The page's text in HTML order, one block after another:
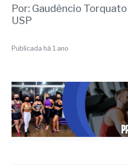
Por: Gaudêncio
USP
Publicada há 1 ano